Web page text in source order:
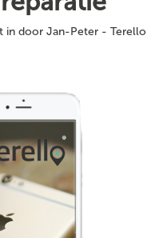
in door Jan-Peter - Terello